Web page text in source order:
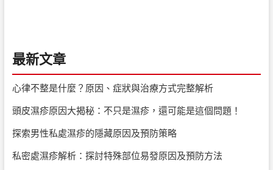
最新文章
心律不整是什麼？原因、症狀與治療方式完整解析
頭皮濕疹原因大揭秘：不只是濕疹，還可能是這個問題！
探索男性私處濕疹的隱藏原因及預防策略
私密處濕疹解析：探討特殊部位易發原因及預防方法